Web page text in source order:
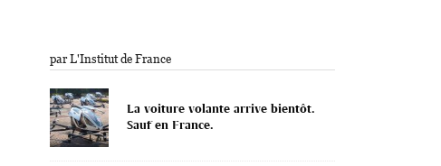
par L'Institut de France
La voiture volante arrive bientôt.
Sauf en France.